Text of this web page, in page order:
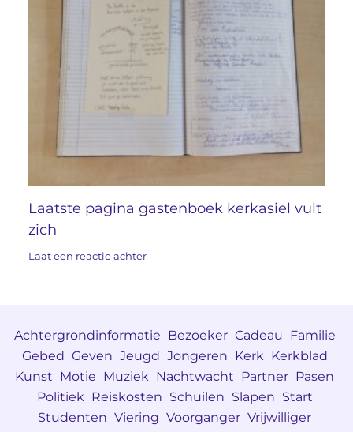
Laatste pagina gastenboek kerkasiel vult
zich
Laat een reactie achter
Achtergrondinformatie Bezoeker Cadeau Familie
Gebed Geven Jeugd Jongeren Kerk Kerkblad
Kunst Motie Muziek Nachtwacht Partner Pasen
Politiek Reiskosten Schuilen Slapen Start
Studenten Viering Voorganger Vrijwilliger